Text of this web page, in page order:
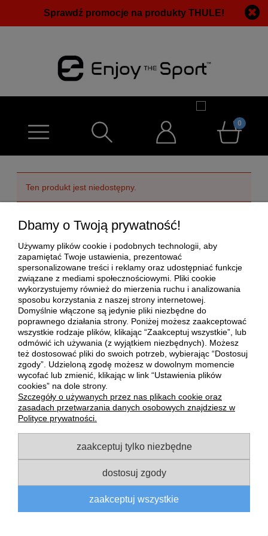
Sprawdź promocje na produkty THULE!
Ten produkt jest niedostępny.
POMOC
MOJE KONTO
PŁATNOŚCI I DOSTAWA
INFORMACJE
O NAS
pokaż pełną wersję strony
Sklep internetowy Shoper Premium
Dbamy o Twoją prywatność!
Używamy plików cookie i podobnych technologii, aby
zapamiętać Twoje ustawienia, prezentować
spersonalizowane treści i reklamy oraz udostępniać funkcje
związane z mediami społecznościowymi. Pliki cookie
wykorzystujemy również do mierzenia ruchu i analizowania
sposobu korzystania z naszej strony internetowej.
Domyślnie włączone są jedynie pliki niezbędne do
poprawnego działania strony. Poniżej możesz zaakceptować
wszystkie rodzaje plików, klikając “Zaakceptuj wszystkie”, lub
odmówić ich używania (z wyjątkiem niezbędnych). Możesz
też dostosować pliki do swoich potrzeb, wybierając “Dostosuj
zgody”. Udzieloną zgodę możesz w dowolnym momencie
wycofać lub zmienić, klikając w link “Ustawienia plików
cookies” na dole strony.
Szczegóły o używanych przez nas plikach cookie oraz
zasadach przetwarzania danych osobowych znajdziesz w
Polityce prywatności.
zaakceptuj tylko niezbędne
dostosuj zgody
zaakceptuj wszystkie